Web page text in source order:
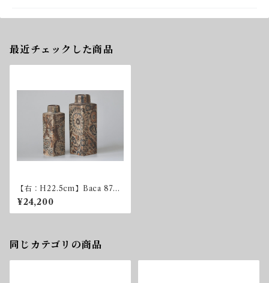
最近チェックした商品
【右：H22.5cm】Baca 870
Vase H22.5cm
¥24,200
同じカテゴリの商品